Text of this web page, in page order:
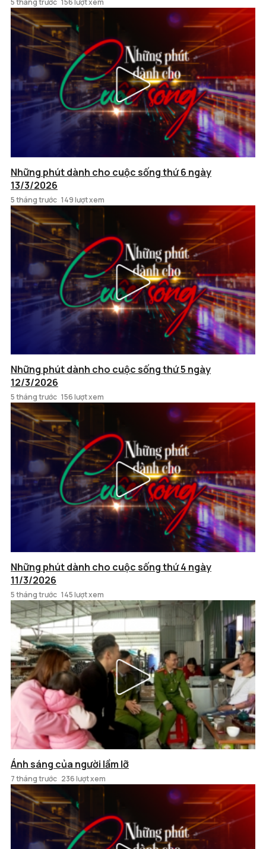
5 tháng trước 156 lượt xem
Những phút dành cho cuộc sống thứ 6 ngày
13/3/2026
5 tháng trước 149 lượt xem
Những phút dành cho cuộc sống thứ 5 ngày
12/3/2026
5 tháng trước 156 lượt xem
Những phút dành cho cuộc sống thứ 4 ngày
11/3/2026
5 tháng trước 145 lượt xem
Ánh sáng của người lầm lỡ
7 tháng trước 236 lượt xem